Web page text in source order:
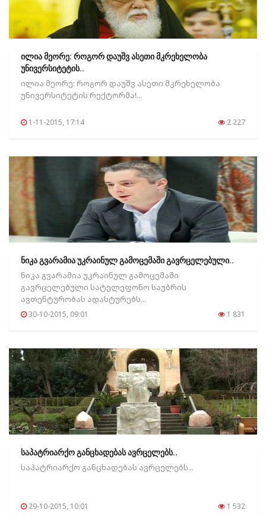
ილია მეორე: როგორ დაუშვ ასეთი მკრეხელობა
უნივერსიტეტის..
ილია მეორე: როგორ დაუშვ ასეთი მკრეხელობა
უნივერსიტეტის რექტორმა!...
1-11-2015, 17:14 2 227
ნიკა გვარამია უკრაინულ გამოცემაში გავრცელებული..
ნიკა გვარამია უკრაინულ გამოცემაში
გავრცელებული სატელეფონო საუბრის
ავთენტურობას ადასტურებს...
30-10-2015, 09:01 1 831
საპატრიარქო განცხადებას ავრცელებს..
საპატრიარქო განცხადებას ავრცელებს...
29-10-2015, 10:01 1 532